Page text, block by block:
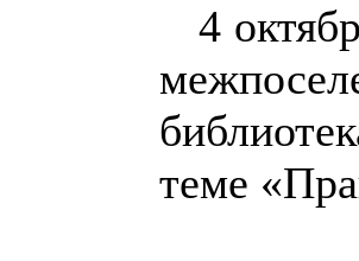
4
теме